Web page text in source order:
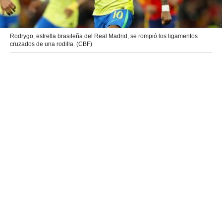
Rodrygo, estrella brasileña del Real Madrid, se rompió los ligamentos
cruzados de una rodilla. (CBF)